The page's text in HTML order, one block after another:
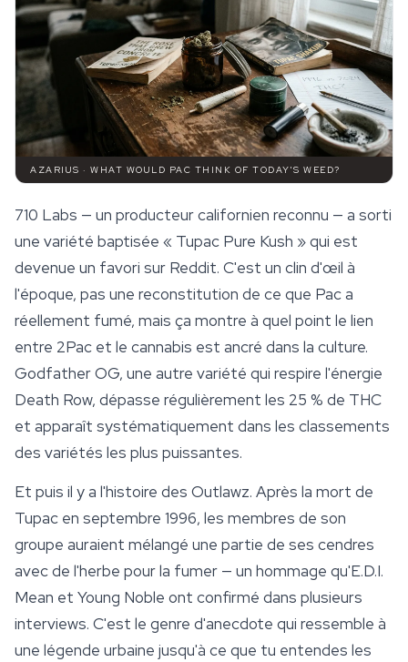
AZARIUS · WHAT WOULD PAC THINK OF TODAY'S WEED?
710 Labs — un producteur californien reconnu — a sorti
une variété baptisée « Tupac Pure Kush » qui est
devenue un favori sur Reddit. C'est un clin d'œil à
l'époque, pas une reconstitution de ce que Pac a
réellement fumé, mais ça montre à quel point le lien
entre 2Pac et le cannabis est ancré dans la culture.
Godfather OG, une autre variété qui respire l'énergie
Death Row, dépasse régulièrement les 25 % de THC
et apparaît systématiquement dans les classements
des variétés les plus puissantes.
Et puis il y a l'histoire des Outlawz. Après la mort de
Tupac en septembre 1996, les membres de son
groupe auraient mélangé une partie de ses cendres
avec de l'herbe pour la fumer — un hommage qu'E.D.I.
Mean et Young Noble ont confirmé dans plusieurs
interviews. C'est le genre d'anecdote qui ressemble à
une légende urbaine jusqu'à ce que tu entendes les